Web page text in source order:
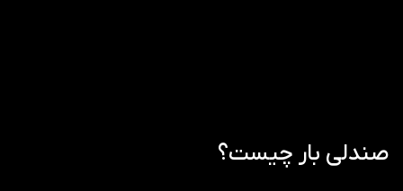
صندلی بار چیست؟